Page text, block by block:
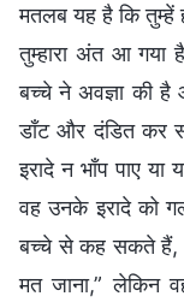
मतलब यह है कि तुम्हें
तुम्हारा अंत आ
बच्चे ने अवज्ञा की
डाँट और दंडित कर
इरादे न भाँप पाए
वह उनके इरादे को
बच्चे से कह सकते हैं,
मत जाना,” लेकिन